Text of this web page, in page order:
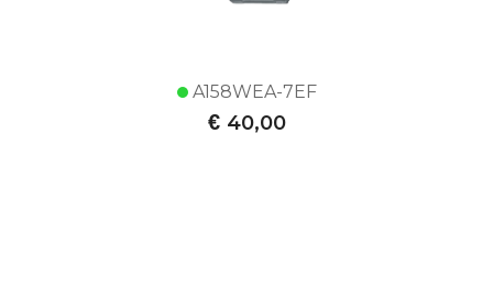
A158WEA-7EF
€ 40,00